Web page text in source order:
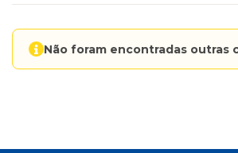
Não foram encontradas outras